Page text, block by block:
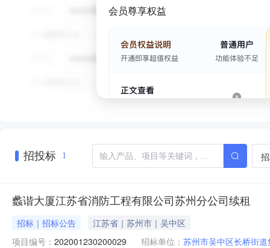
会员尊享权益
招投标 1
蠡谐大厦江苏省消防工程有限公司苏州分公司续租
招标｜招标公告
江苏省｜苏州市｜吴中区
项目编号： 202001230200029 招标单位： 苏州市吴中区长桥街